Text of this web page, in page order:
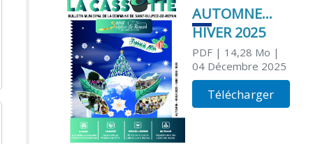
AUTOMNE
HIVER 2025
PDF| 14,28 Mo |
04 Décembre 2025
Télécharger